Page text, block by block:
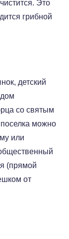
Это
грибной
детский
со святым
можно
или
(прямой
от